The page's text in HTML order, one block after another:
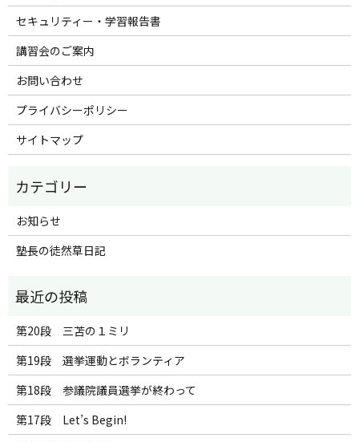
セキュリティー・学習報告書
講習会のご案内
お問い合わせ
プライバシーポリシー
サイトマップ
お知らせ
塾長の徒然草日記
第20段 三苫の１ミリ
第19段 選挙運動とボランティア
第18段 参議院議員選挙が終わって
第17段 Let’s Begin!